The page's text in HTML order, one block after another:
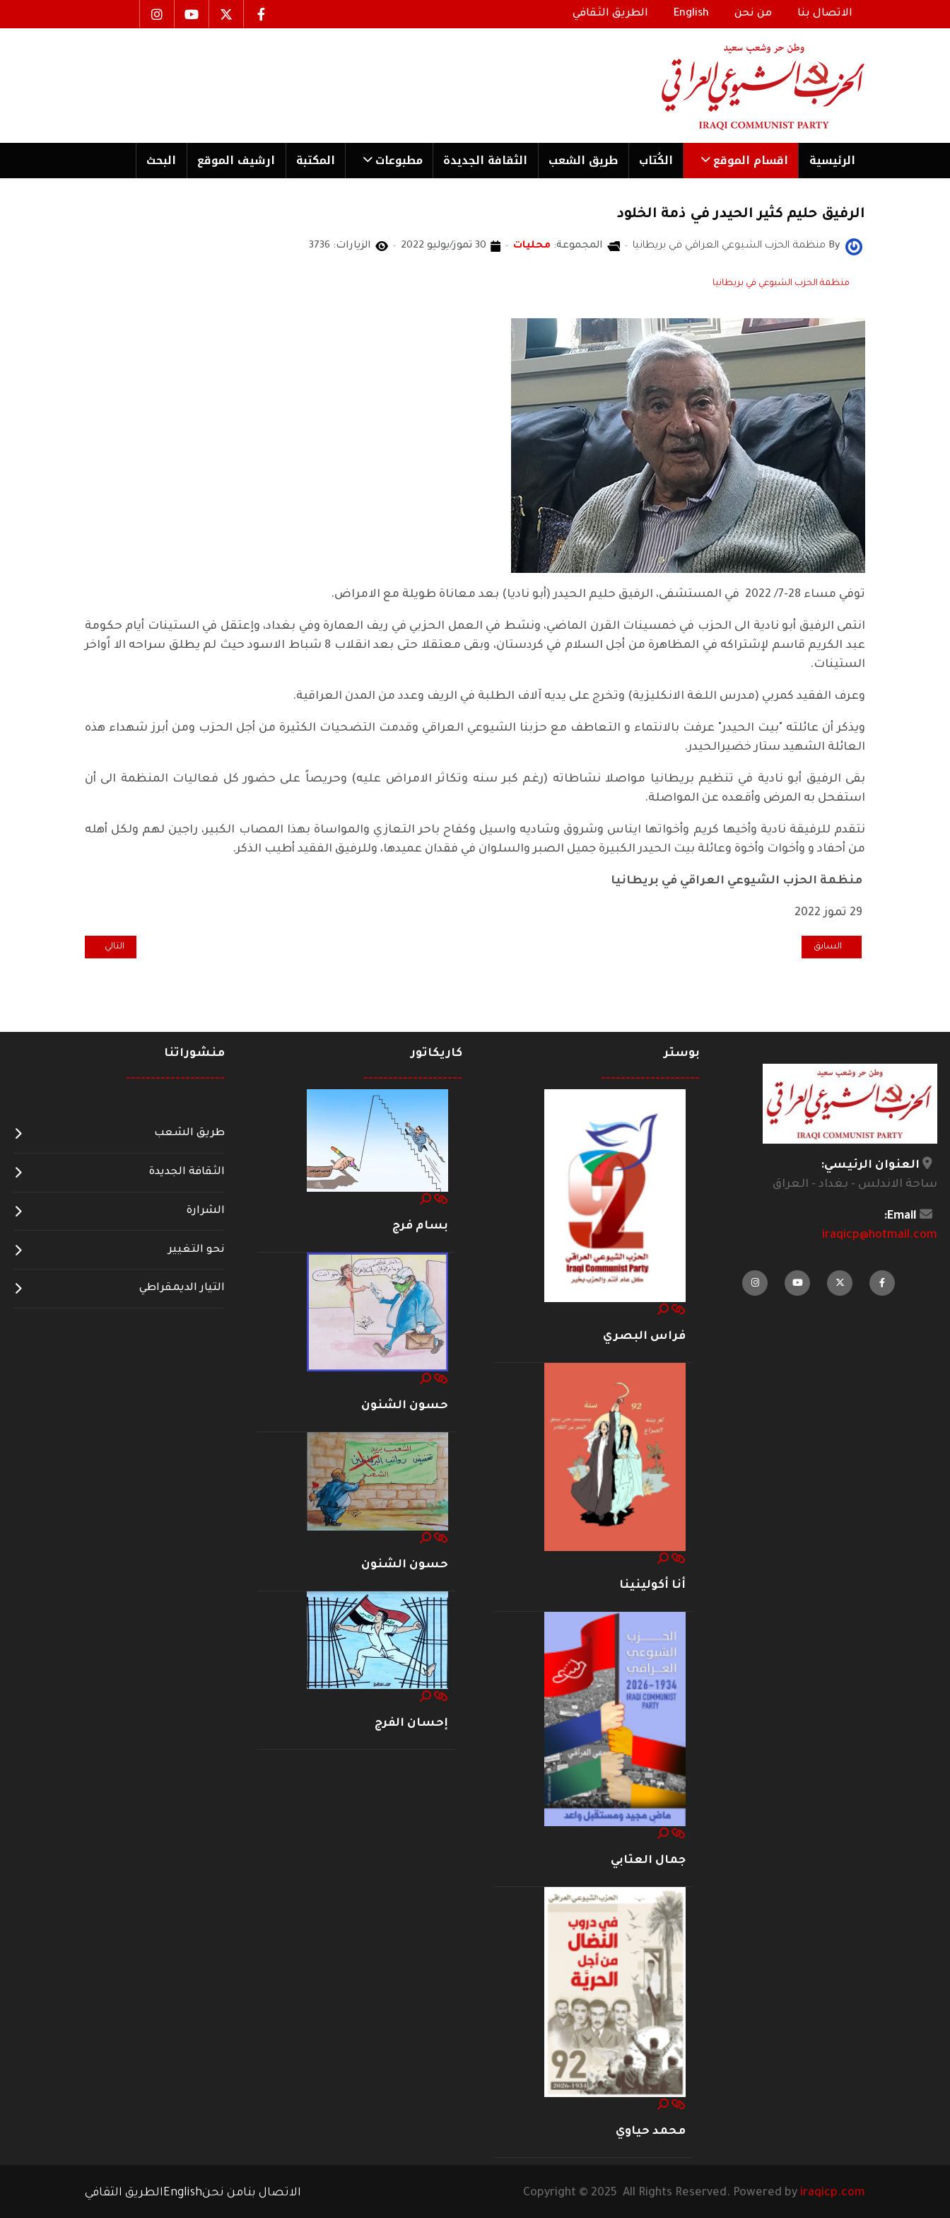
الاتصال بنا من نحن English الطريق الثقافي
الرئیسية اقسام الموقع الكُتاب طریق الشعب الثقافة الجدیدة مطبوعات المكتبة ارشیف الموقع البحث
الرفيق حليم كثير الحيدر في ذمة الخلود
By منظمة الحزب الشيوعي العراقي في بريطانيا المجموعة: محليات 30 تموز/يوليو 2022 الزيارات: 3736
منظمة الحزب الشيوعي في بريطانيا
توفي مساء 28-7/ 2022 في المستشفى، الرفيق حليم الحيدر (أبو ناديا) بعد معاناة طويلة مع الامراض.
انتمى الرفيق أبو نادية الى الحزب في خمسينات القرن الماضي، ونشط في العمل الحزبي في ريف العمارة وفي بغداد، وإعتقل في الستينات أيام حكومة
عبد الكريم قاسم لإشتراكه في المظاهرة من أجل السلام في كردستان، وبقى معتقلا حتى بعد انقلاب 8 شباط الاسود حيث لم يطلق سراحه الا اًواخر
الستينات.
وعرف الفقيد كمربي (مدرس اللغة الانكليزية) وتخرج على يديه آلاف الطلبة في الريف وعدد من المدن العراقية.
ويذكر أن عائلته "بيت الحيدر" عرفت بالانتماء و التعاطف مع حزبنا الشيوعي العراقي وقدمت التضحيات الكثيرة من أجل الحزب ومن أبرز شهداء هذه
العائلة الشهيد ستار خضيرالحيدر.
بقى الرفيق أبو نادية في تنظيم بريطانيا مواصلا نشاطاته (رغم كبر سنه وتكاثر الامراض عليه) وحريصاً على حضور كل فعاليات المنظمة الى أن
استفحل به المرض وأقعده عن المواصلة.
نتقدم للرفيقة نادية وأخيها كريم وأخواتها ايناس وشروق وشاديه واسيل وكفاح باحر التعازي والمواساة بهذا المصاب الكبير، راجين لهم ولكل أهله
من أحفاد و وأخوات وأخوة وعائلة بيت الحيدر الكبيرة جميل الصبر والسلوان في فقدان عميدها، وللرفيق الفقيد أطيب الذكر.
منظمة الحزب الشيوعي العراقي في بريطانيا
المقال السابق: وداعاً أبديا رفيقنا الغالي د. مجيد مسلم القيسي
السابق المقال التالي: وداعا سعيد
التالي
العنوان الرئيسي:
ساحة الاندلس - بغداد - العراق
Email:
iraqicp@hotmail.com
بوستر
--------------------
فراس البصري
أنا أكولينينا
جمال العتابي
محمد حياوي
كاريكاتور
--------------------
بسام فرج
حسون الشنون
حسون الشنون
إحسان الفرج
منشوراتنا
--------------------
طريق الشعب
الثقافة الجديدة
الشرارة
نحو التغيير
التيار الديمقراطي
Copyright © 2025 All Rights Reserved. Powered by iraqicp.com الاتصال بنامن نحنEnglishالطريق الثقافي